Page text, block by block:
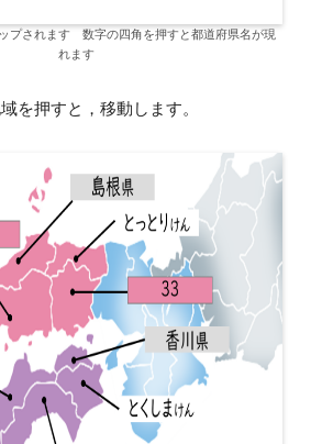
プされます 数字の四角を押すと都道府県名が現
れます
を押すと，移動します。